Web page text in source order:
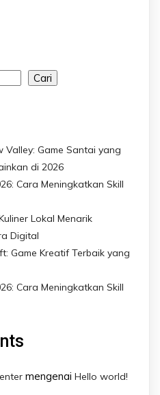
Cari
Valley: Game Santai yang
di 2026
Cara Meningkatkan Skill
Lokal Menarik
Digital
Game Kreatif Terbaik yang
Cara Meningkatkan Skill
mengenai Hello world!